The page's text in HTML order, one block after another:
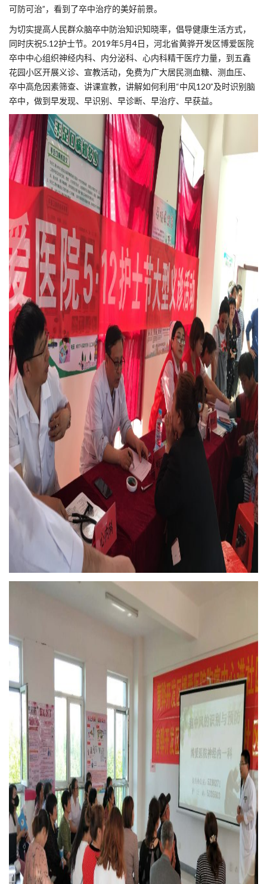
可防可治”，看到了卒中治疗的美好前景。
为切实提高人民群众脑卒中防治知识知晓率，倡导健康生活方式，
同时庆祝5.12护士节。2019年5月4日，河北省黄骅开发区博爱医院
卒中中心组织神经内科、内分泌科、心内科精干医疗力量，到五鑫
花园小区开展义诊、宣教活动，免费为广大居民测血糖、测血压、
卒中高危因素筛查、讲课宣教，讲解如何利用“中风120”及时识别脑
卒中，做到早发现、早识别、早诊断、早治疗、早获益。